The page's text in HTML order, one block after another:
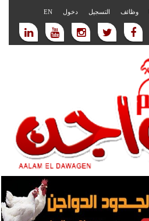
وظائف التسجيل دخول EN